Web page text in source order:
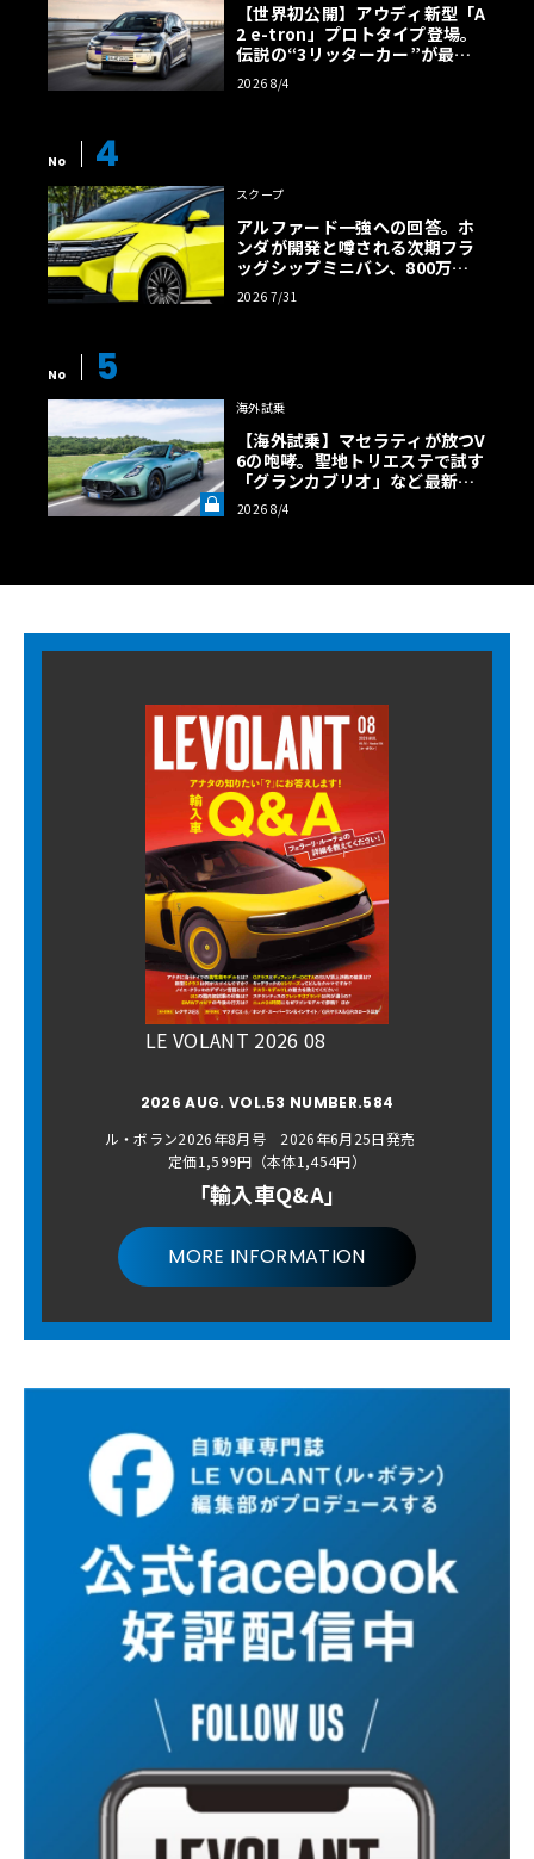
【世界初公開】アウディ新型「A
2 e-tron」プロトタイプ登場。
伝説の“3リッターカー”が最高
効率エントリーBEVとして復活
【画像38枚】
2026 8/4
No 4
スクープ
アルファード一強への回答。ホ
ンダが開発と噂される次期フラ
ッグシップミニバン、800万円
超の勝算【予想CG】
2026 7/31
No 5
海外試乗
【海外試乗】マセラティが放つV
6の咆哮。聖地トリエステで試す
「グランカブリオ」など最新ト
ロフェオ3台の官能評価《LE VO
LANT LAB》
2026 8/4
LE VOLANT 2026 08
2026 AUG. VOL.53 NUMBER.584
ル・ボラン2026年8月号 2026年6月25日発売
定価1,599円（本体1,454円）
「輸入車Q&A」
MORE INFORMATION